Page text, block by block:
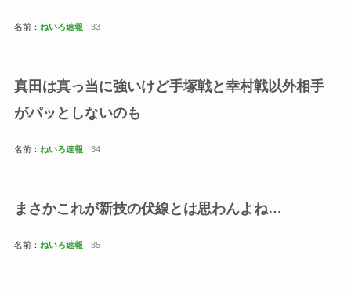
名前： ねいろ速報 33
真田は真っ当に強いけど手塚戦と幸村戦以外相手
がパッとしないのも
名前： ねいろ速報 34
まさかこれが新技の伏線とは思わんよね…
名前： ねいろ速報 35